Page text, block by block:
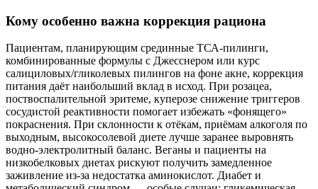
Кому особенно важна коррекция рациона
Пациентам, планирующим срединные ТСА‑пилинги,
комбинированные формулы с Джесснером или курс
салициловых/гликолевых пилингов на фоне акне, коррекция
питания даёт наибольший вклад в исход. При розацеа,
поствоспалительной эритеме, куперозе снижение триггеров
сосудистой реактивности помогает избежать «фонящего»
покраснения. При склонности к отёкам, приёмам алкоголя по
выходным, высокосолевой диете лучше заранее выровнять
водно‑электролитный баланс. Веганы и пациенты на
низкобелковых диетах рискуют получить замедленное
заживление из‑за недостатка аминокислот. Диабет и